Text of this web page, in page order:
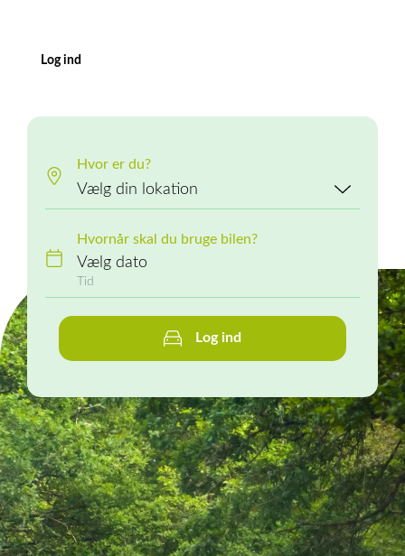
Log ind
Hvor er du?
Hvornår skal du bruge bilen?
Vælg dato
Log ind